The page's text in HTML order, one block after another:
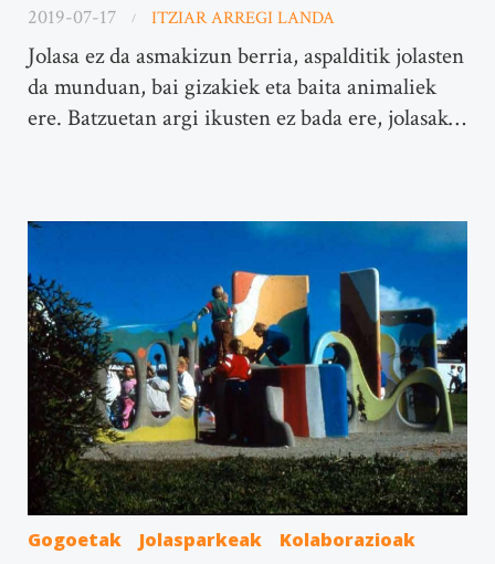
2019-07-17 ITZIAR ARREGI LANDA
Jolasa ez da asmakizun berria, aspalditik jolasten
da munduan, bai gizakiek eta baita animaliek
ere. Batzuetan argi ikusten ez bada ere, jolasak…
Gogoetak Jolasparkeak Kolaborazioak